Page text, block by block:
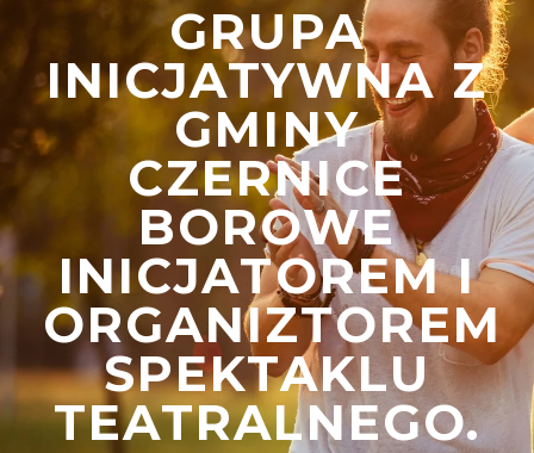
GRUPA
INICJATYWNA Z
GMINY
CZERNICE
BOROWE
INICJATOREM I
ORGANIZTOREM
SPEKTAKLU
TEATRALNEGO.